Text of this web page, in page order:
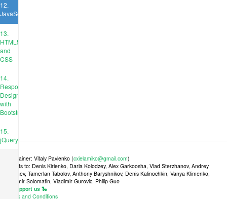
12.
JavaScript
13.
HTML5
and
CSS
14.
Responsive
Design
with
Bootstrap
15.
jQuery
Maintainer: Vitaly Pavlenko (cxielamiko@gmail.com)
Credits to: Denis Kirienko, Daria Kolodzey, Alex Garkoosha, Vlad Sterzhanov, Andrey
Tkachev, Tamerlan Tabolov, Anthony Baryshnikov, Denis Kalinochkin, Vanya Klimenko,
Vladimir Solomatin, Vladimir Gurovic, Philip Guo
🐍 Support us 🐍
Terms and Conditions